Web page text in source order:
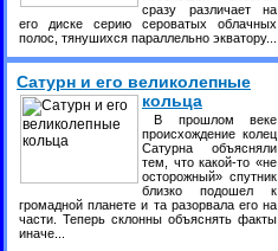
сразу различает на
его диске серию сероватых облачных
полос, тянушихся параллельно экватору...
Сатурн и его великолепные
кольца
В прошлом веке
происхождение колец
Сатурна объясняли
тем, что какой-то «не
осторожный» спутник
близко подошел к
громадной планете и та разорвала его на
части. Теперь склонны объяснять факты
иначе...